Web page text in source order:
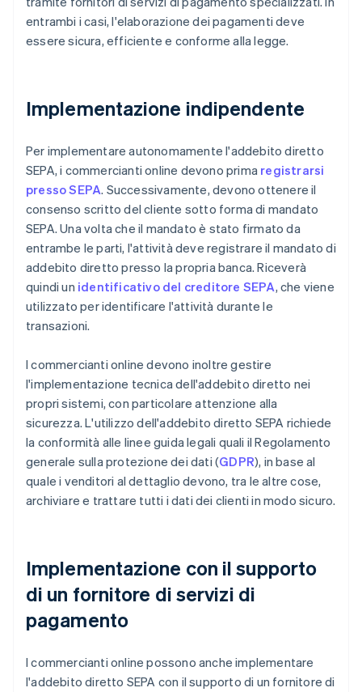
entrambi i casi, l'elaborazione dei pagamenti deve
essere sicura, efficiente e conforme alla legge.
Implementazione indipendente
Per implementare autonomamente l'addebito diretto
SEPA, i commercianti online devono prima registrarsi
presso SEPA. Successivamente, devono ottenere il
consenso scritto del cliente sotto forma di mandato
SEPA. Una volta che il mandato è stato firmato da
entrambe le parti, l'attività deve registrare il mandato di
addebito diretto presso la propria banca. Riceverà
quindi un identificativo del creditore SEPA, che viene
utilizzato per identificare l'attività durante le
transazioni.
I commercianti online devono inoltre gestire
l'implementazione tecnica dell'addebito diretto nei
propri sistemi, con particolare attenzione alla
sicurezza. L'utilizzo dell'addebito diretto SEPA richiede
la conformità alle linee guida legali quali il Regolamento
generale sulla protezione dei dati (GDPR), in base al
quale i venditori al dettaglio devono, tra le altre cose,
archiviare e trattare tutti i dati dei clienti in modo sicuro.
Implementazione con il supporto
di un fornitore di servizi di
pagamento
I commercianti online possono anche implementare
l'addebito diretto SEPA con il supporto di un fornitore di